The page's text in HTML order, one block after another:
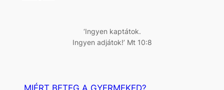
‘Ingyen kaptátok.
Ingyen adjátok!’ Mt 10:8
MIÉRT BETEG A GYERMEKED?